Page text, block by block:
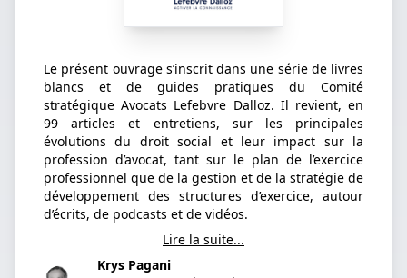
Le présent ouvrage s’inscrit dans une série de livres
blancs et de guides pratiques du Comité
stratégique Avocats Lefebvre Dalloz. Il revient, en
99 articles et entretiens, sur les principales
évolutions du droit social et leur impact sur la
profession d’avocat, tant sur le plan de l’exercice
professionnel que de la gestion et de la stratégie de
développement des structures d’exercice, autour
d’écrits, de podcasts et de vidéos.
Lire la suite...
Krys Pagani